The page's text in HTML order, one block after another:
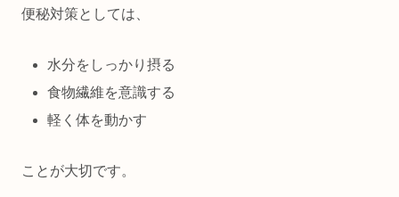
便秘対策としては、
水分をしっかり摂る
食物繊維を意識する
軽く体を動かす
ことが大切です。